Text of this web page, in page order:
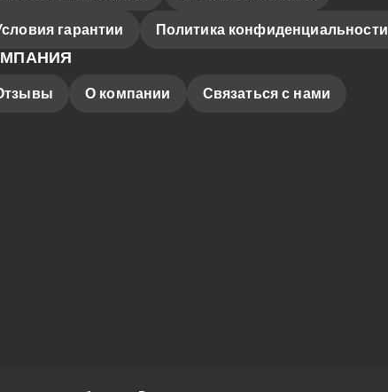
гарантии Политика конфиденциальности
О компании Связаться с нами